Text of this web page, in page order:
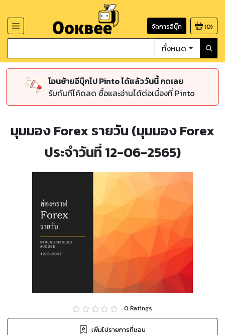
จัดการอีบุ๊ก (0)
ทั้งหมด
โอนย้ายอีบุ๊กไป Pinto ได้แล้ววันนี้ กดเลย
รับทันทีโค้ดลด ซื้อและอ่านได้ต่อเนื่องที่ Pinto
มุมมอง Forex รายวัน (มุมมอง Forex
ประจำวันที่ 12-06-2565)
0 Ratings
เพิ่มไปรายการที่ชอบ